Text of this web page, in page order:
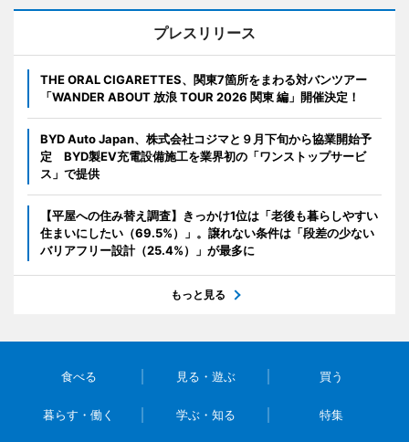
プレスリリース
THE ORAL CIGARETTES、関東7箇所をまわる対バンツアー
「WANDER ABOUT 放浪 TOUR 2026 関東 編」開催決定！
BYD Auto Japan、株式会社コジマと９月下旬から協業開始予
定 BYD製EV充電設備施工を業界初の「ワンストップサービ
ス」で提供
【平屋への住み替え調査】きっかけ1位は「老後も暮らしやすい
住まいにしたい（69.5%）」。譲れない条件は「段差の少ない
バリアフリー設計（25.4%）」が最多に
もっと見る
食べる 見る・遊ぶ 買う
暮らす・働く 学ぶ・知る 特集